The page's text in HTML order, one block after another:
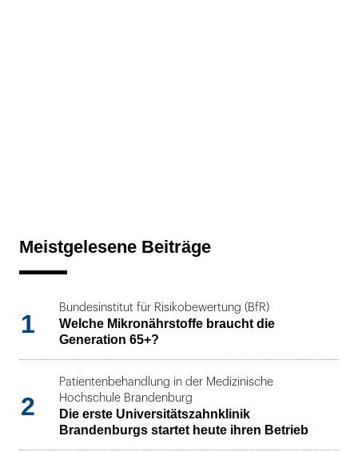
Meistgelesene Beiträge
1
Bundesinstitut für Risikobewertung (BfR)
Welche Mikronährstoffe braucht die
Generation 65+?
2
Patientenbehandlung in der Medizinische
Hochschule Brandenburg
Die erste Universitätszahnklinik
Brandenburgs startet heute ihren Betrieb